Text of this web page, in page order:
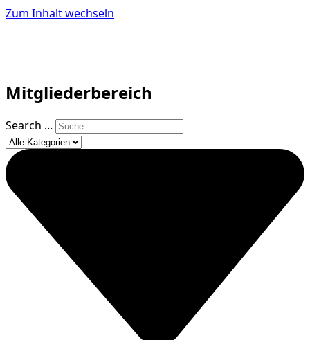
Zum Inhalt wechseln
Mitgliederbereich
Search ...